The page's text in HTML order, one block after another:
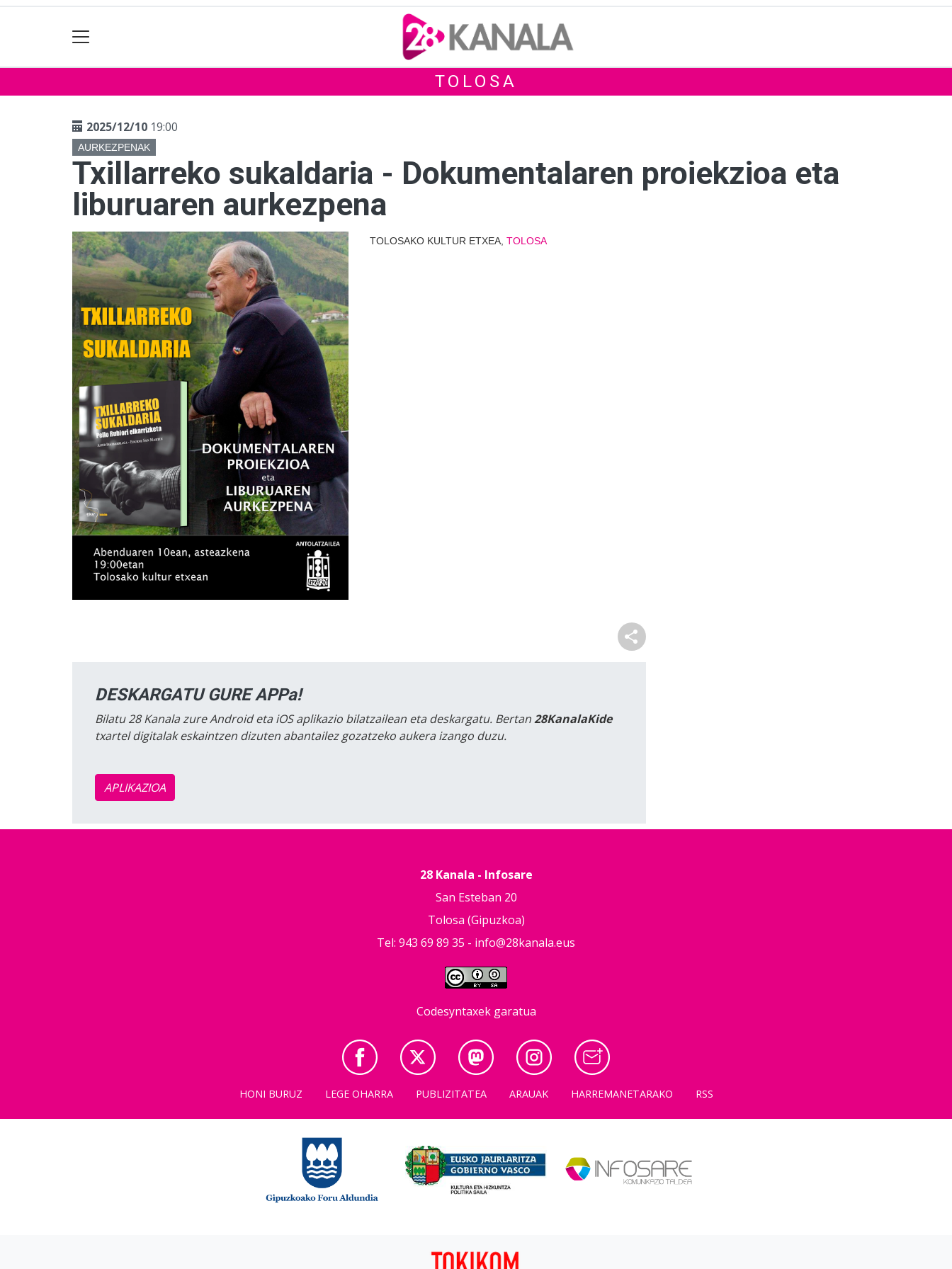
TOLOSA
2025/12/10 19:00
AURKEZPENAK
Txillarreko sukaldaria - Dokumentalaren proiekzioa eta
liburuaren aurkezpena
TOLOSAKO KULTUR ETXEA, TOLOSA
DESKARGATU GURE APPa!
Bilatu 28 Kanala zure Android eta iOS aplikazio bilatzailean eta deskargatu. Bertan28KanalaKide
txartel digitalak eskaintzen dizuten abantailez gozatzeko aukera izango duzu.
APLIKAZIOA
28 Kanala - Infosare
San Esteban 20
Tolosa (Gipuzkoa)
Tel: 943 69 89 35 - info@28kanala.eus
Codesyntaxek garatua
HONI BURUZ LEGE OHARRA PUBLIZITATEA ARAUAK HARREMANETARAKO RSS